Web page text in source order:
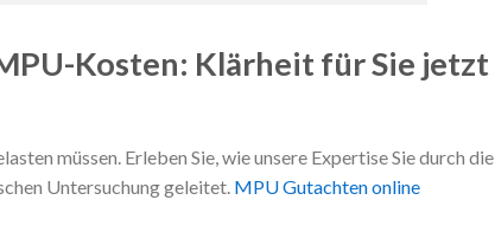
Kosten: Klärheit für Sie jetzt
müssen. Erleben Sie, wie unsere Expertise Sie durch die
Untersuchung geleitet. MPU Gutachten online